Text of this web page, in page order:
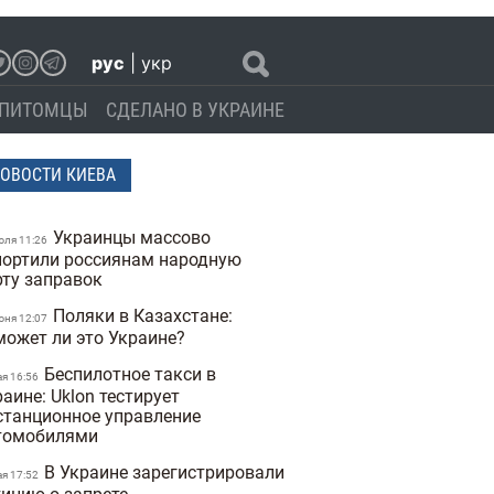
рус укр
ПИТОМЦЫ СДЕЛАНО В УКРАИНЕ
КИЕВА
11:26 Украинцы массово
россиянам народную
заправок
12:07
Поляки в Казахстане:
ли это Украине?
16:56
Беспилотное такси в
Uklon тестирует
управление
17:52
В Украине зарегистрировали